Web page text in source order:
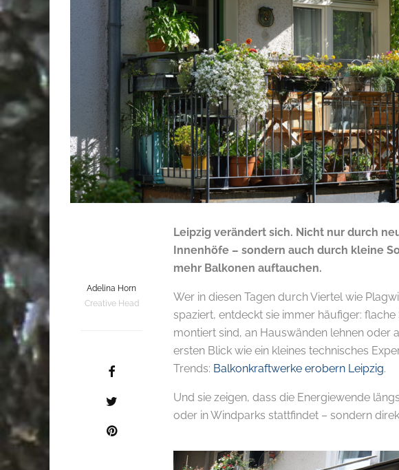
Adelina Horn
Creative Head
Leipzig verändert sich. Nicht nur durch
Innenhöfe – sondern auch durch kleine
mehr Balkonen auftauchen.
Wer in diesen Tagen durch Viertel wie
spaziert, entdeckt sie immer häufiger:
montiert sind, an Hauswänden lehnen oder
ersten Blick wie ein kleines technisches
Trends: Balkonkraftwerke erobern Leipzig.
Und sie zeigen, dass die Energiewende
oder in Windparks stattfindet – sondern